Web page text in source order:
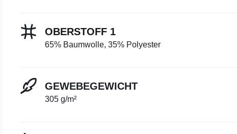
OBERSTOFF 1
65% Baumwolle, 35% Polyester
GEWEBEGEWICHT
305 g/m²